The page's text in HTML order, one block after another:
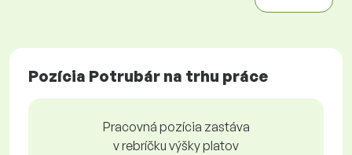
Pozícia Potrubár na trhu práce
Pracovná pozícia zastáva
v rebríčku výšky platov